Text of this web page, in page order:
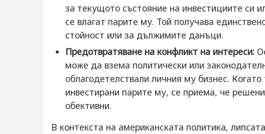
за текущото състояние на инвестициите си
се влагат парите му. Той получава
стойност или за дължимите данъци.
Предотвратяване на конфликт на интереси:
може да взема политически или
облагодетелствали личния му бизнес. Когато
инвестирани парите му, се приема, че
обективни.
В контекста на американската политика,